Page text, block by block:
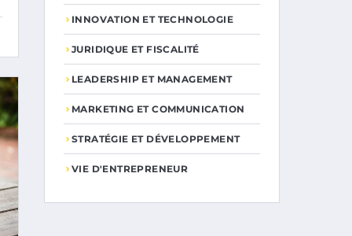
INNOVATION ET TECHNOLOGIE
JURIDIQUE ET FISCALITÉ
LEADERSHIP ET MANAGEMENT
MARKETING ET COMMUNICATION
STRATÉGIE ET DÉVELOPPEMENT
VIE D'ENTREPRENEUR